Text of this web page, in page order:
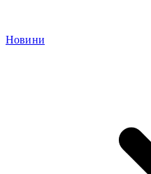
Новини